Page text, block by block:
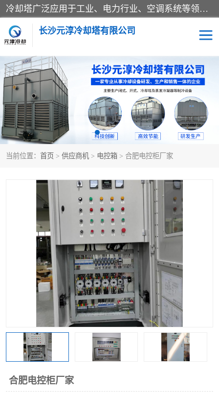
冷却塔广泛应用于工业、电力行业、空调系统等领域。在电力行业中，用于冷却发电机组的循环水；在工业生产中，如化工、冶金等行业，可降低生产过程中产生的热量；在空调系统中，为空调设备提供冷却水源
长沙元淳冷却塔有限公司
当前位置： 首页 > 供应商机 > 电控箱 > 合肥电控柜厂家
合肥电控柜厂家
方形开式冷却塔 圆形冷却塔
闭式冷却塔 水箱
电控箱 水泵
板式换热器